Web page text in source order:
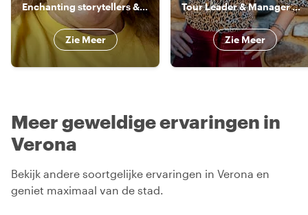
Enchanting storytellers & enthusiatic guides
Zie Meer
Tour Leader & Manager 《》 Explorer by Heart, Leader by Profession
Zie Meer
Meer geweldige ervaringen in
Verona
Bekijk andere soortgelijke ervaringen in Verona en
geniet maximaal van de stad.